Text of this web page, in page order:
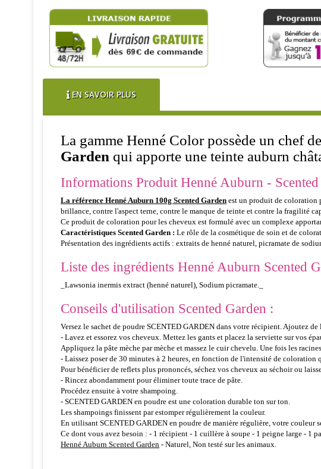
EN SAVOIR PLUS
La gamme Henné Color possède un chef
Garden qui apporte une teinte auburn
Informations Produit Henné Auburn - Scented
La référence Henné Auburn 100g Scented Garden est un produit de coloration
brillance, contre l'aspect terne, contre le manque de teinte et contre la fragilité
Ce produit de coloration pour les cheveux est formulé avec un complexe
Caractéristiques Scented Garden : Le rôle de la cosmétique de soin et de
Présentation des ingrédients actifs : extraits de henné naturel, picramate de
Liste des ingrédients Henné Auburn Scented
_Lawsonia inermis extract (henné naturel), Sodium picramate._
Conseils d'utilisation Scented Garden :
Versez le sachet de poudre SCENTED GARDEN dans votre récipient. Ajoutez
- Lavez et essorez vos cheveux. Mettez les gants et placez la serviette sur vos
Appliquez la pâte mèche par mèche et massez le cuir chevelu. Une fois les
- Laissez poser de 30 minutes à 2 heures, en fonction de l'intensité de coloration
Pour bénéficier de reflets plus prononcés, séchez vos cheveux au séchoir ou
- Rincez abondamment pour éliminer toute trace de pâte.
Procédez ensuite à votre shampoing.
- SCENTED GARDEN en poudre est une coloration durable ton sur ton.
Les shampoings finissent par estomper régulièrement la couleur.
En utilisant SCENTED GARDEN en poudre de manière régulière, votre couleur
Ce dont vous avez besoin : - 1 récipient - 1 cuillère à soupe - 1 peigne large - 1
Henné Auburn Scented Garden - Naturel, Non testé sur les animaux.